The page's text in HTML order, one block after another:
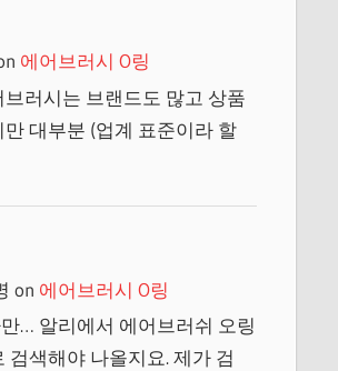
에어브러시 O링
러시는 브랜드도 많고 상품
만 대부분 (업계 표준이라 할
on 에어브러시 O링
… 알리에서 에어브러쉬 오링
검색해야 나올지요. 제가 검